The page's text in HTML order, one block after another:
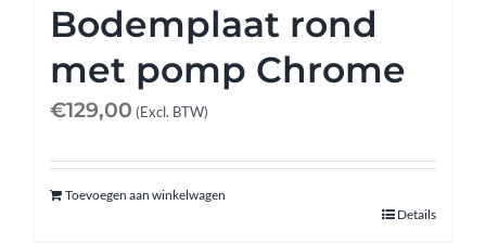
Bodemplaat rond
met pomp Chrome
€129,00 (Excl. BTW)
Toevoegen aan winkelwagen
Details